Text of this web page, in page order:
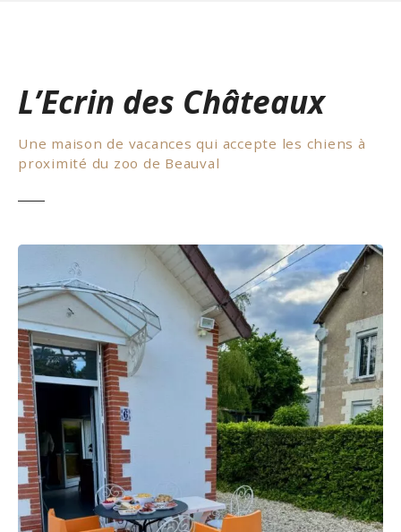
L’Ecrin des Châteaux
Une maison de vacances qui accepte les chiens à
proximité du zoo de Beauval